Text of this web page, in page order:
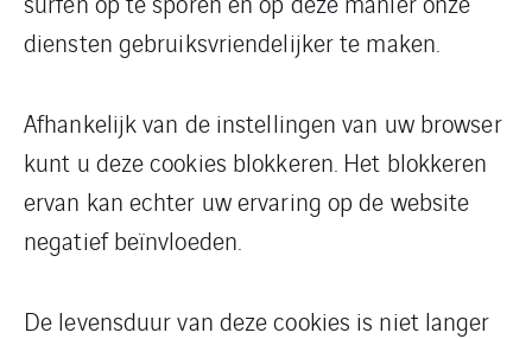
diensten gebruiksvriendelijker te maken.
Afhankelijk van de instellingen van uw browser
kunt u deze cookies blokkeren. Het blokkeren
ervan kan echter uw ervaring op de website
negatief beïnvloeden.
De levensduur van deze cookies is niet langer